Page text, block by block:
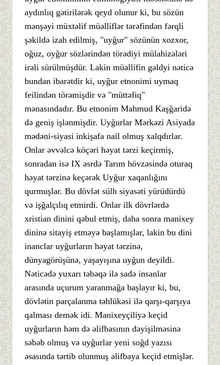
aydınlıq gətirilərək qeyd olunur ki, bu sözün
mənşəyi müxtəlif müəlliflər tərəfindən fərqli
şəkildə izah edilmiş, "uyğur" sözünün xozxor,
oğuz, oyğur sözlərindən törədiyi mülahizələri
irəli sürülmüşdür. Lakin müəllifin gəldyi nəticə
bundan ibarətdir ki, uyğur etnonimi uymaq
feilindən törəmişdir və "müttəfiq"
mənasındadır. Bu etnonim Mahmud Kaşğaridə
də geniş işlənmişdir. Uyğurlar Mərkəzi Asiyada
mədəni-siyasi inkişafa nail olmuş xalqdırlar.
Onlar əvvəlcə köçəri həyat tərzi keçirmiş,
sonradan isə IX əsrdə Tarım hövzəsində oturaq
həyat tərzinə keçərək Uyğur xaqanlığını
qurmuşlar. Bu dövlət sülh siyasəti yürüdürdü
və işğalçılıq etmirdi. Onlar ilk dövrlərdə
xristian dinini qəbul etmiş, daha sonra manixey
dininə sitayiş etməyə başlamışlar, lakin bu dini
inanclar uyğurların həyat tərzinə,
dünyagörüşünə, yaşayışına uyğun deyildi.
Nəticədə yuxarı təbəqə ilə sadə insanlar
arasında uçurum yaranmağa başlayır ki, bu,
dövlətin parçalanma təhlükəsi ilə qarşı-qarşıya
qalması demək idi. Manixeyçiliyə keçid
uyğurların həm də əlifbasının dəyişilməsinə
səbəb olmuş və uyğurlar yeni soğd yazısı
əsasında tərtib olunmuş əlifbaya keçid etmişlər.